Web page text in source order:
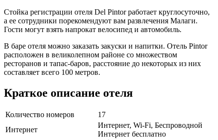
Стойка регистрации отеля Del Pintor работает круглосуточно,
а ее сотрудники порекомендуют вам развлечения Малаги.
Гости могут взять напрокат велосипед и автомобиль.
В баре отеля можно заказать закуски и напитки. Отель Pintor
расположен в великолепном районе со множеством
ресторанов и тапас-баров, расстояние до некоторых из них
составляет всего 100 метров.
Краткое описание отеля
Количество номеров
17
Интернет
Интернет, Wi-Fi, Беспроводной
Интернет бесплатно